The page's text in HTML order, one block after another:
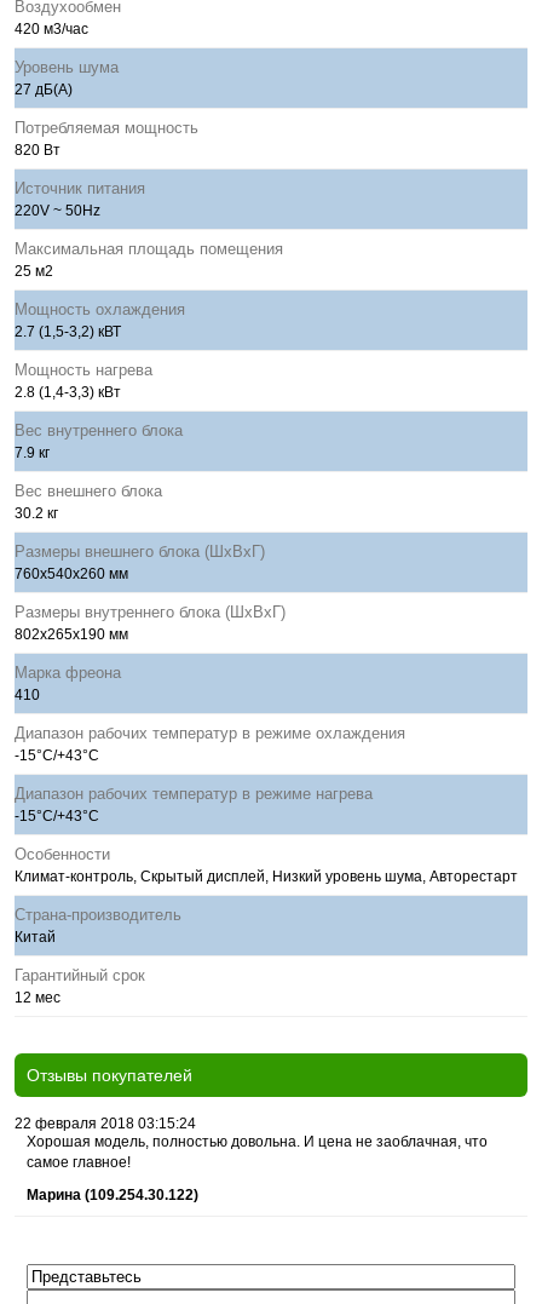
Воздухообмен
420 м3/час
Уровень шума
27 дБ(А)
Потребляемая мощность
820 Вт
Источник питания
220V ~ 50Hz
Максимальная площадь помещения
25 м2
Мощность охлаждения
2.7 (1,5-3,2) кВТ
Мощность нагрева
2.8 (1,4-3,3) кВт
Вес внутреннего блока
7.9 кг
Вес внешнего блока
30.2 кг
Размеры внешнего блока (ШхВхГ)
760x540x260 мм
Размеры внутреннего блока (ШхВхГ)
802x265x190 мм
Марка фреона
410
Диапазон рабочих температур в режиме охлаждения
-15°С/+43°С
Диапазон рабочих температур в режиме нагрева
-15°С/+43°С
Особенности
Климат-контроль, Скрытый дисплей, Низкий уровень шума, Авторестарт
Страна-производитель
Китай
Гарантийный срок
12 мес
Отзывы покупателей
22 февраля 2018 03:15:24
Хорошая модель, полностью довольна. И цена не заоблачная, что
самое главное!
Марина (109.254.30.122)